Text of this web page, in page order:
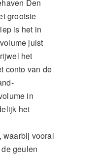
Den
grootste
is het in
juist
het
conto van de
in
het
waarbij vooral
geulen